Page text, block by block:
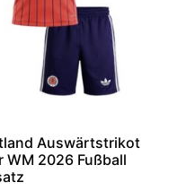
Auswärtstrikot
WM 2026 Fußball